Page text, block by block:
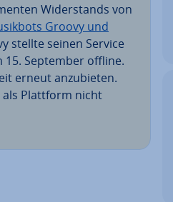
Wi­der­stands von
Groovy und
stellte seinen Service
15. September offline.
erneut an­zu­bie­ten.
als Plattform nicht